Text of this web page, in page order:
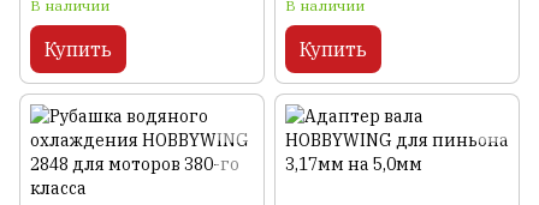
В наличии
Купить
В наличии
Купить